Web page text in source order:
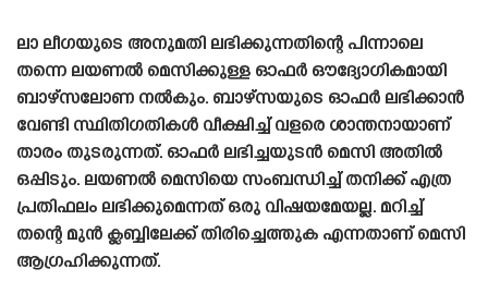
ലാ ലീഗയുടെ അനുമതി ലഭിക്കുന്നതിന്റെ പിന്നാലെ
തന്നെ ലയണൽ മെസിക്കുള്ള ഓഫർ ഔദ്യോഗികമായി
ബാഴ്‌സലോണ നൽകും. ബാഴ്‌സയുടെ ഓഫർ ലഭിക്കാൻ
വേണ്ടി സ്ഥിതിഗതികൾ വീക്ഷിച്ച് വളരെ ശാന്തനായാണ്
താരം തുടരുന്നത്. ഓഫർ ലഭിച്ചയുടൻ മെസി അതിൽ
ഒപ്പിടും. ലയണൽ മെസിയെ സംബന്ധിച്ച് തനിക്ക് എത്ര
പ്രതിഫലം ലഭിക്കുമെന്നത് ഒരു വിഷയമേയല്ല. മറിച്ച്
തന്റെ മുൻ ക്ലബ്ബിലേക്ക് തിരിച്ചെത്തുക എന്നതാണ് മെസി
ആഗ്രഹിക്കുന്നത്.